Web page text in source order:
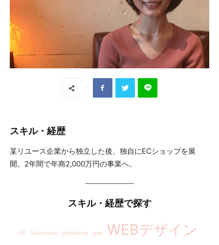
スキル・経歴
某リユース企業から独立した後、独自にECショップを展
開。2年間で年商2,000万円の事業へ。
スキル・経歴で探す
EC illustorator photoshop php
WEBデザイン